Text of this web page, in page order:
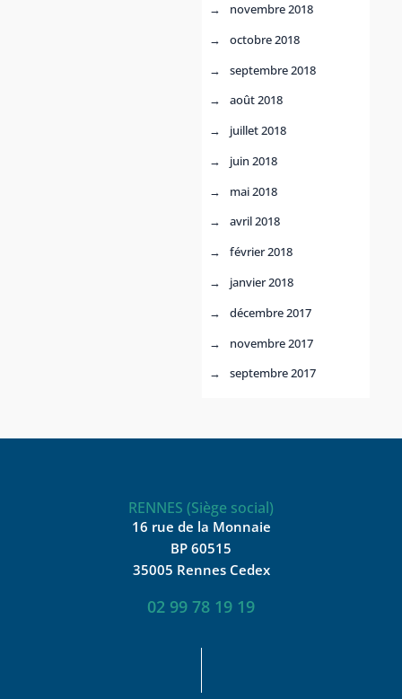
novembre 2018
octobre 2018
septembre 2018
août 2018
juillet 2018
juin 2018
mai 2018
avril 2018
février 2018
janvier 2018
décembre 2017
novembre 2017
septembre 2017
RENNES (Siège social)
16 rue de la Monnaie
BP 60515
35005 Rennes Cedex
02 99 78 19 19